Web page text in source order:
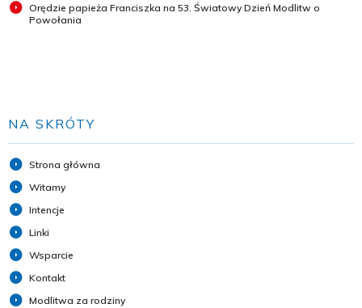
Orędzie papieża Franciszka na 53. Światowy Dzień Modlitw o
Powołania
NA SKRÓTY
Strona główna
Witamy
Intencje
Linki
Wsparcie
Kontakt
Modlitwa za rodziny